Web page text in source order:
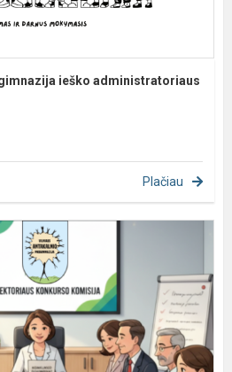
ieško administratoriaus
Plačiau